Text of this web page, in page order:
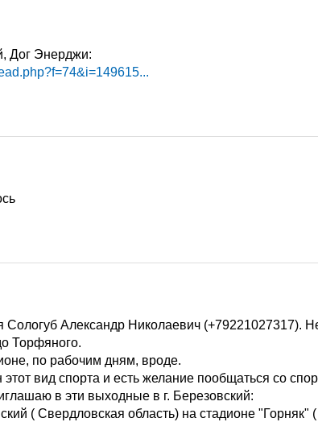
Дог Энерджи:
Сологуб Александр Николаевич (+79221027317).
Торфяного.
по рабочим дням, вроде.
вид спорта и есть желание пообщаться со
в эти выходные в г. Березовский:
( Свердловская область) на стадионе "Горняк"